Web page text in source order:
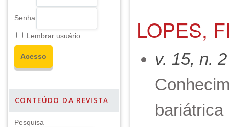
Senha
Lembrar usuário
CONTEÚDO DA REVISTA
Pesquisa
LOPES,
v. 15, n.
bariátrica